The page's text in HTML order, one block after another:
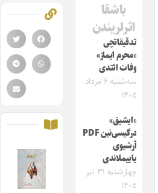
باشقا
اثرلریندن
تدقیقاتچی
«محرم ایماز»
وفات ائتدی
سه‌شنبه ۶ مرداد
۱۴۰۵
«ایشیق»
درگیسی‌نین PDF
آرشیوی
یاییملاندی
چهارشنبه ۳۱ تیر
۱۴۰۵